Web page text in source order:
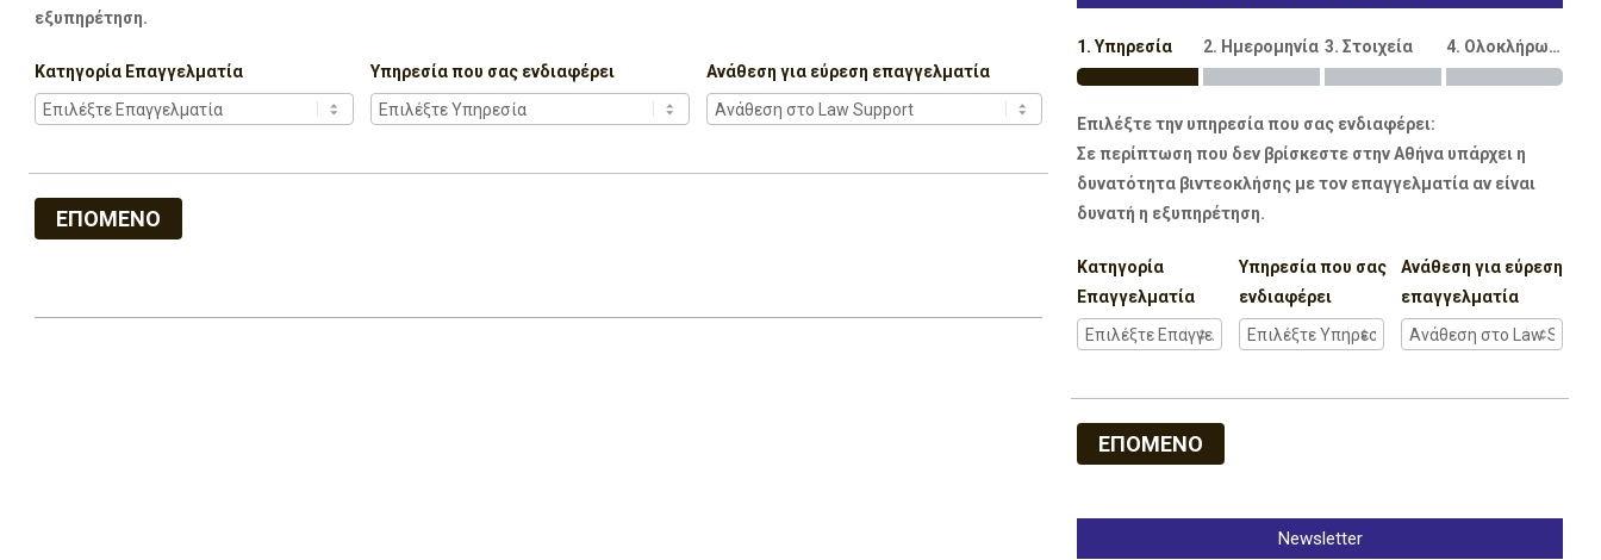
εξυπηρέτηση.
Κατηγορία Επαγγελματία Υπηρεσία που σας ενδιαφέρει Ανάθεση για εύρεση επαγγελματία
ΕΠΟΜΕΝΟ
1. Υπηρεσία 2. Ημερομηνία 3. Στοιχεία 4. Ολοκλήρωση
Επιλέξτε την υπηρεσία που σας ενδιαφέρει:
Σε περίπτωση που δεν βρίσκεστε στην Αθήνα υπάρχει η
δυνατότητα βιντεοκλήσης με τον επαγγελματία αν είναι
δυνατή η εξυπηρέτηση.
Κατηγορία
Επαγγελματία
Υπηρεσία που σας
ενδιαφέρει
Ανάθεση για εύρεση
επαγγελματία
ΕΠΟΜΕΝΟ
Newsletter